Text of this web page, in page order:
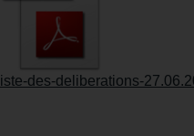
liste-des-deliberations-